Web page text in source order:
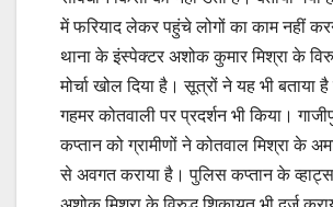
में फरियाद लेकर पहुंचे लोगों का काम नहीं
थाना के इंस्पेक्टर अशोक कुमार मिश्रा के
मोर्चा खोल दिया है। सूत्रों ने यह भी बताया है
गहमर कोतवाली पर प्रदर्शन भी किया।
कप्तान को ग्रामीणों ने कोतवाल मिश्रा के
से अवगत कराया है। पुलिस कप्तान के